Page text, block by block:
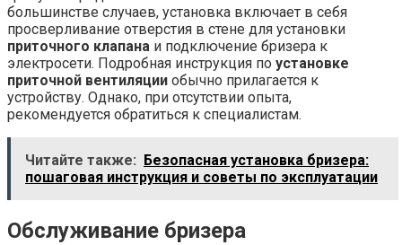
большинстве случаев, установка включает в себя
просверливание отверстия в стене для установки
приточного клапана и подключение бризера к
электросети. Подробная инструкция по установке
приточной вентиляции обычно прилагается к
устройству. Однако, при отсутствии опыта,
рекомендуется обратиться к специалистам.
Читайте также: Безопасная установка бризера:
пошаговая инструкция и советы по эксплуатации
Обслуживание бризера